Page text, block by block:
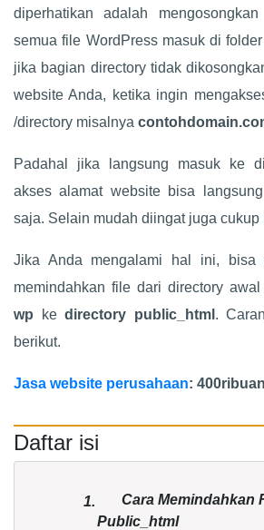
diperhatikan adalah
semua file WordPress masuk di
jika bagian directory tidak
website Anda, ketika ingin
/directory misalnya
Padahal jika langsung masuk ke
akses alamat website bisa
saja. Selain mudah diingat juga cukup
Jika Anda mengalami hal ini, bisa
memindahkan file dari directory awal
wp ke directory public_html .
berikut.
Jasa website perusahaan: 400ribuan
Daftar isi
1.
Cara Memindahkan
Public_html